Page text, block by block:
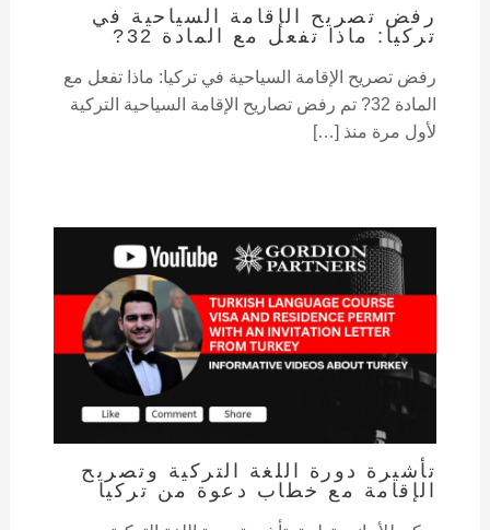
رفض تصريح الإقامة السياحية في
تركيا: ماذا تفعل مع المادة 32?
رفض تصريح الإقامة السياحية في تركيا: ماذا تفعل مع
المادة 32? تم رفض تصاريح الإقامة السياحية التركية
لأول مرة منذ […]
تأشيرة دورة اللغة التركية وتصريح
الإقامة مع خطاب دعوة من تركيا